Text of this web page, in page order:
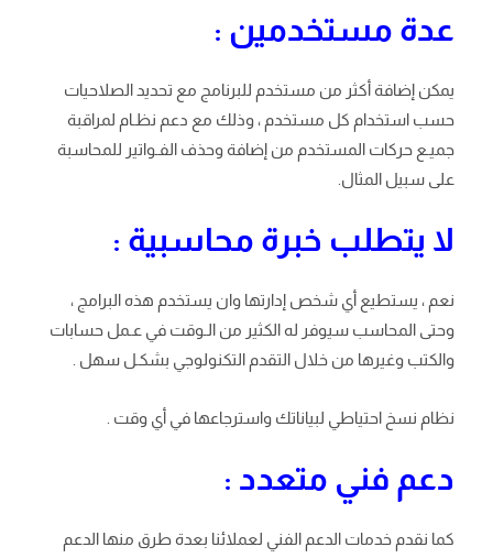
عدة مستخدمين :
يمكن إضافة أكثر من مستخدم للبرنامج مع تحديد الصلاحيات
حسب استخدام كل مستخدم ، وذلك مع دعم نظـام لمراقبة
جميـع حركات المستخدم من إضافة وحذف الفـواتير للمحاسبة
على سبيل المثال.
لا يتطلب خبرة محاسبية :
نعم ، يستطيع أي شخص إدارتها وان يستخدم هذه البرامج ،
وحتى المحاسب سيوفر له الكثير من الـوقت في عـمل حسابات
والكتب وغيرها من خلال التقدم التكنولوجي بشكـل سهل .
نظام نسخ احتياطي لبياناتك واسترجاعها في أي وقت .
دعم فني متعدد :
كما نقدم خدمات الدعم الفني لعملائنا بعدة طرق منها الدعم